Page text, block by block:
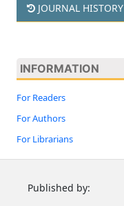
JOURNAL HISTORY
INFORMATION
For Readers
For Authors
For Librarians
Published by: